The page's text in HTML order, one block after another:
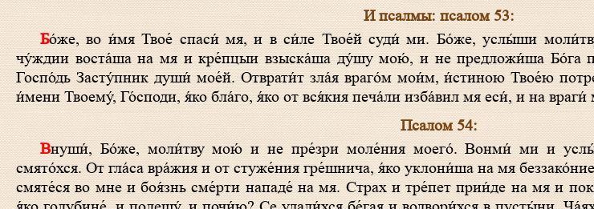
И псалмы: псалом 53:
Бо́же, во и́мя Твое́ спаси́ мя, и в си́ле Твое́й суди́ ми. Бо́же, услы́ши моли́тву мою́, внуши́ глаго́лы уст мои́х. Я́ко
чу́ждии воста́ша на мя и кре́пцыи взыска́ша ду́шу мою́, и не предложи́ша Бо́га
Госпо́дь Засту́пник души́ мое́й. Отврати́т зла́я враго́м мои́м, и́стиною Твое́ю
и́мени Твоему́, Го́споди, я́ко бла́го, я́ко от вся́кия печа́ли изба́вил мя еси́, и на враги́
Псалом 54:
Внуши́, Бо́же, моли́тву мою́ и не пре́зри моле́ния моего́. Вонми́ ми и услы́ши мя: возскорбе́х печа́лию мое́ю и
смято́хся. От гла́са вра́жия и от стуже́ния гре́шнича, я́ко уклони́ша на мя
смяте́ся во мне и боя́знь сме́рти нападе́ на мя. Страх и тре́пет прии́де на мя и